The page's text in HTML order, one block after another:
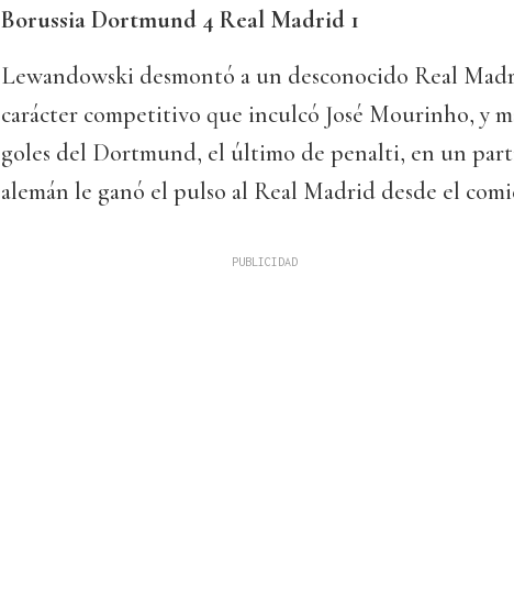
Borussia Dortmund 4 Real Madrid 1
Lewandowski desmontó a un desconocido Real
carácter competitivo que inculcó José Mourinho, y
goles del Dortmund, el último de penalti, en un
alemán le ganó el pulso al Real Madrid desde el